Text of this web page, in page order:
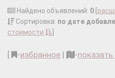
Найдено объявлений: 0
Сортировка: по дате
стоимости
-избранное | -показать